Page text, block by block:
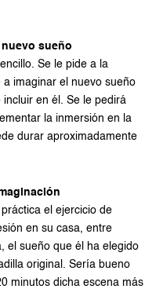
sueño
Se le pide a la
imaginar el nuevo sueño
en él. Se le pedirá
la inmersión en la
durar aproximadamente
el ejercicio de
en su casa, entre
el sueño que él ha elegido
original. Sería bueno
minutos dicha escena más